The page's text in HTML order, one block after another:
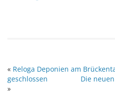
« Reloga Deponien am
geschlossen
Die
»